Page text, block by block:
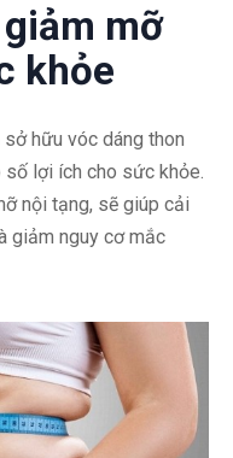
mỡ
khỏe
hữu vóc dáng thon
lợi ích cho sức khỏe.
nội tạng, sẽ giúp cải
giảm nguy cơ mắc